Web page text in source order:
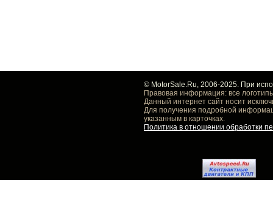
© MotorSale.Ru, 2006-2025. При
Правовая информация: все
Данный интернет сайт носит
Для получения подробной
указанным в карточках.
Политика в отношении обработки